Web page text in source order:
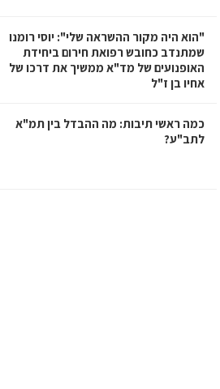
"הוא היה מקור ההשראה שלי": יוסי רומנו
שמתנדב כחובש רפואת חירום ביחידת
האופנועים של מד"א ממשיך את דרכו של
אחיו בן ז"ל
כמה ראשי תיבות: מה ההבדל בין תמ"א
לתב"ע?